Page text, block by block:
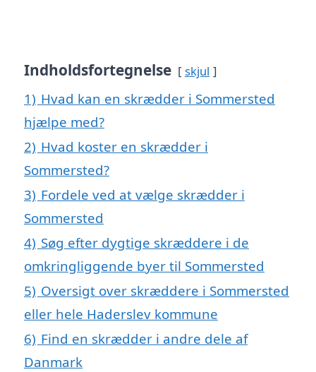
Indholdsfortegnelse skjul
1) Hvad kan en skrædder i Sommersted
hjælpe med?
2) Hvad koster en skrædder i
Sommersted?
3) Fordele ved at vælge skrædder i
Sommersted
4) Søg efter dygtige skræddere i de
omkringliggende byer til Sommersted
5) Oversigt over skræddere i Sommersted
eller hele Haderslev kommune
6) Find en skrædder i andre dele af
Danmark